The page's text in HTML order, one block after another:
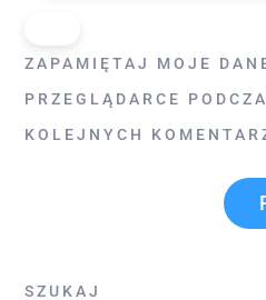
ZAPAMIĘTAJ MOJE
PRZEGLĄDARCE
KOLEJNYCH
SZUKAJ